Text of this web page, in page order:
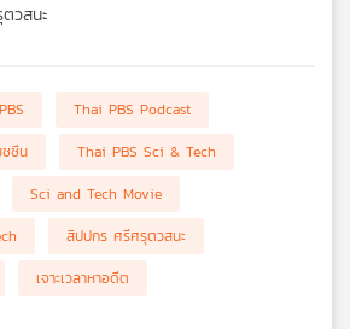
วสนะ
Thai PBS Podcast
ชชีน
Thai PBS Sci & Tech
Sci and Tech Movie
สิปปกร ศรีศรุตวสนะ
เจาะเวลาหาอดีต